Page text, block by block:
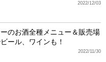
2022/12/03
のお酒全種メニュー＆販売場
ール、ワインも！
2022/11/30